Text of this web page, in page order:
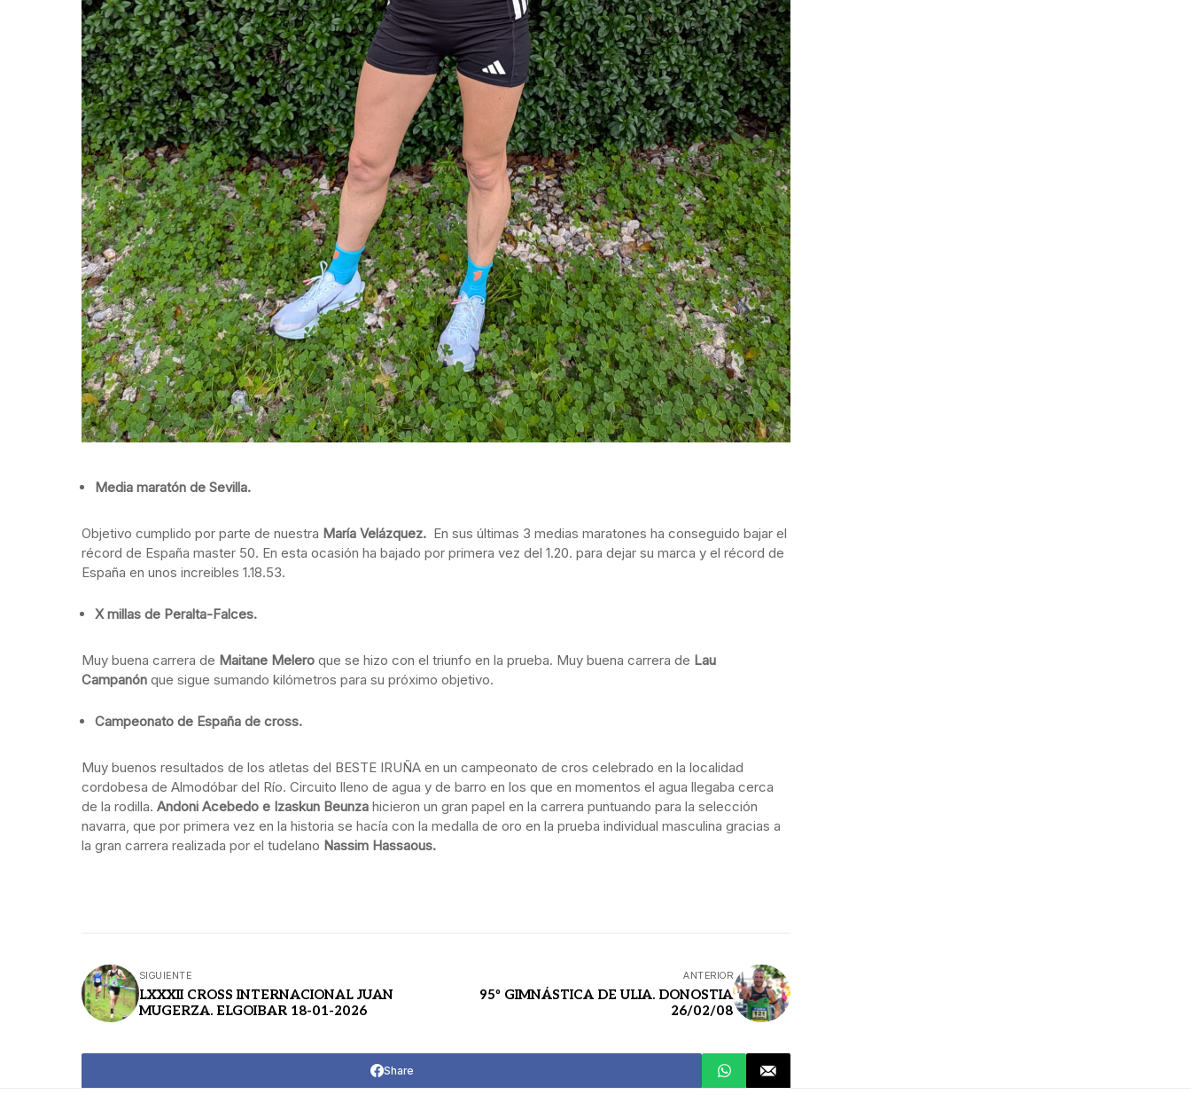
Media maratón de Sevilla.
Objetivo cumplido por parte de nuestra María Velázquez. En sus últimas 3 medias maratones ha conseguido bajar el
récord de España master 50. En esta ocasión ha bajado por primera vez del 1.20. para dejar su marca y el récord de
España en unos increibles 1.18.53.
X millas de Peralta-Falces.
Muy buena carrera de Maitane Melero que se hizo con el triunfo en la prueba. Muy buena carrera de Lau
Campanón que sigue sumando kilómetros para su próximo objetivo.
Campeonato de España de cross.
Muy buenos resultados de los atletas del BESTE IRUÑA en un campeonato de cros celebrado en la localidad
cordobesa de Almodóbar del Río. Circuito lleno de agua y de barro en los que en momentos el agua llegaba cerca
de la rodilla. Andoni Acebedo e Izaskun Beunza hicieron un gran papel en la carrera puntuando para la selección
navarra, que por primera vez en la historia se hacía con la medalla de oro en la prueba individual masculina gracias a
la gran carrera realizada por el tudelano Nassim Hassaous.
SIGUIENTE
LXXXII CROSS INTERNACIONAL JUAN
MUGERZA. ELGOIBAR 18-01-2026
ANTERIOR
95º GIMNÁSTICA DE ULIA. DONOSTIA
26/02/08
Share